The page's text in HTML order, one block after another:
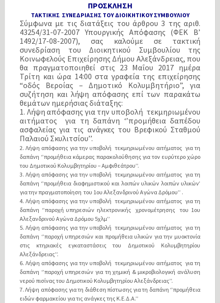
ΠΡΟΣΚΛΗΣΗ
ΤΑΚΤΙΚΗΣ ΣΥΝΕΔΡΙΑΣΗΣ ΤΟΥ ΔΙΟΙΚΗΤΙΚΟΥ ΣΥΜΒΟΥΛΙΟΥ
Σύμφωνα με τις διατάξεις του άρθρου 3 της αριθ.
43254/31-07-2007 Υπουργικής Απόφασης (ΦΕΚ Β’
1492/17-08-2007), σας καλούμε σε τακτική
συνεδρίαση του Διοικητικού Συμβουλίου της
Κοινωφελούς Επιχείρησης Δήμου Αλεξάνδρειας, που
θα πραγματοποιηθεί στις 23 Μαΐου 2017 ημέρα
Τρίτη και ώρα 14:00 στα γραφεία της επιχείρησης
“οδός Βεροίας – Δημοτικό Κολυμβητήριο”, για
συζήτηση και λήψη απόφασης επί των παρακάτω
θεμάτων ημερήσιας διάταξης:
1. Λήψη απόφασης για την υποβολή τεκμηριωμένου
αιτήματος για τη δαπάνη ‘’προμήθεια δαπέδου
ασφαλείας για τις ανάγκες του Βρεφικού Σταθμού
Παλαιού Σκυλιτσίου’’.
2. Λήψη απόφασης για την υποβολή τεκμηριωμένου αιτήματος για τη
δαπάνη ‘’προμήθεια κάμερας παρακολούθησης για τον ευρύτερο χώρο
του Δημοτικού Κολυμβητηρίου – Αμφιθεάτρου’’.
3. Λήψη απόφασης για την υποβολή τεκμηριωμένου αιτήματος για τη
δαπάνη ‘’προμήθεια διαφημιστικού και λοιπών υλικών λοιπών υλικών’
για την πραγματοποίηση του 1ου Αλεξανδρινού Αγώνα Δρόμου’’ .
4. Λήψη απόφασης για την υποβολή τεκμηριωμένου αιτήματος για τη
δαπάνη ‘’παροχή υπηρεσιών ηλεκτρονικής χρονομέτρησης του 1ου
Αλεξανδρινού Αγώνα Δρόμου 5χλμ’’
5. Λήψη απόφασης για την υποβολή τεκμηριωμένου αιτήματος για τη
δαπάνη ‘’παροχή υπηρεσιών και προμήθεια υλικών για την μυοκτονία
στις κτηριακές εγκαταστάσεις του Δημοτικού Κολυμβητηρίου
Αλεξάνδρειας’’.
6. Λήψη απόφασης για την υποβολή τεκμηριωμένου αιτήματος για τη
δαπάνη ‘’παροχή υπηρεσιών για τη χημική & μικροβιολογική ανάλυση
νερού πισίνας του Δημοτικού Κολυμβητηρίου Αλεξάνδρειας’’.
7. Λήψη απόφασης για τη διάθεση πίστωσης για τη δαπάνη ‘’προμήθεια
ειδών φαρμακείου για τις ανάγκες της Κ.Ε.Δ.Α.’’